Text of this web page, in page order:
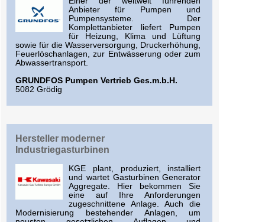
Anbieter für Pumpen und
Pumpensysteme. Der
Komplettanbieter liefert Pumpen
für Heizung, Klima und Lüftung
sowie für die Wasserversorgung, Druckerhöhung,
Feuerlöschanlagen, zur Entwässerung oder zum
Abwassertransport.
GRUNDFOS Pumpen Vertrieb Ges.m.b.H.
5082 Grödig
Hersteller moderner
Industriegasturbinen
KGE plant, produziert, installiert
und wartet Gasturbinen Generator
Aggregate. Hier bekommen Sie
eine auf Ihre Anforderungen
zugeschnittene Anlage. Auch die
Modernisierung bestehender Anlagen, um